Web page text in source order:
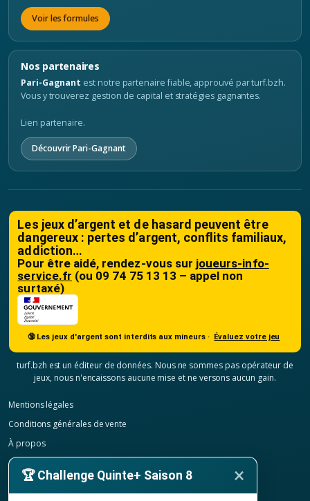
Voir les formules
Nos partenaires
Pari-Gagnant est notre partenaire fiable, approuvé par turf.bzh.
Vous y trouverez gestion de capital et stratégies gagnantes.
Lien partenaire.
Découvrir Pari-Gagnant
Les jeux d’argent et de hasard peuvent être
dangereux : pertes d’argent, conflits familiaux,
addiction…
Pour être aidé, rendez-vous sur joueurs-info-
service.fr (ou 09 74 75 13 13 – appel non
surtaxé)
🔞 Les jeux d'argent sont interdits aux mineurs · Évaluez votre jeu
turf.bzh est un éditeur de données. Nous ne sommes pas opérateur de
jeux, nous n'encaissons aucune mise et ne versons aucun gain.
Mentions légales
Conditions générales de vente
À propos
Contact
Confidentialité
🏆 Challenge Quinte+ Saison 8 ×